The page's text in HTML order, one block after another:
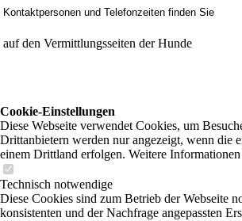
Kontaktpersonen und
auf den
Cookie-Einstellungen
Diese Webseite verwendet Cookies, um
Drittanbietern werden nur angezeigt, wenn die
einem Drittland erfolgen. Weitere
Technisch notwendige
Diese Cookies sind zum Betrieb der Webseite
konsistenten und der Nachfrage angepassten